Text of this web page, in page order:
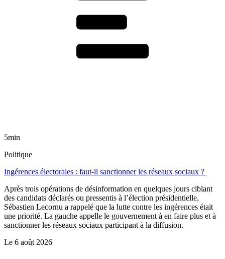
5min
Politique
Ingérences électorales : faut-il sanctionner les réseaux sociaux ?
Après trois opérations de désinformation en quelques jours ciblant
des candidats déclarés ou pressentis à l’élection présidentielle,
Sébastien Lecornu a rappelé que la lutte contre les ingérences était
une priorité. La gauche appelle le gouvernement à en faire plus et à
sanctionner les réseaux sociaux participant à la diffusion.
Le 6 août 2026